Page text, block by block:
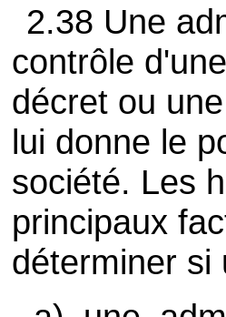
2.38 Une
contrôle
décret ou
lui donne le
société. Les
principaux
déterminer si